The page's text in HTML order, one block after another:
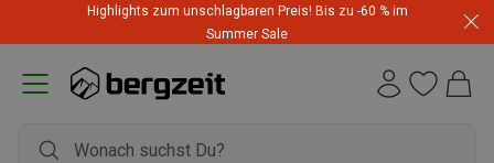
Highlights zum unschlagbaren Preis! Bis zu -60 % im
Summer Sale